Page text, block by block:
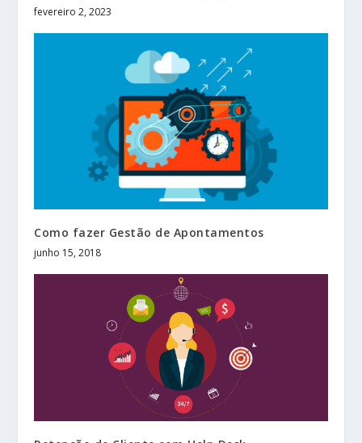
fevereiro 2, 2023
Como fazer Gestão de Apontamentos
junho 15, 2018